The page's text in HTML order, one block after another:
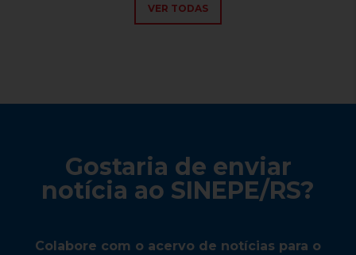
VER TODAS
Gostaria de enviar
notícia ao SINEPE/RS?
Colabore com o acervo de notícias para o